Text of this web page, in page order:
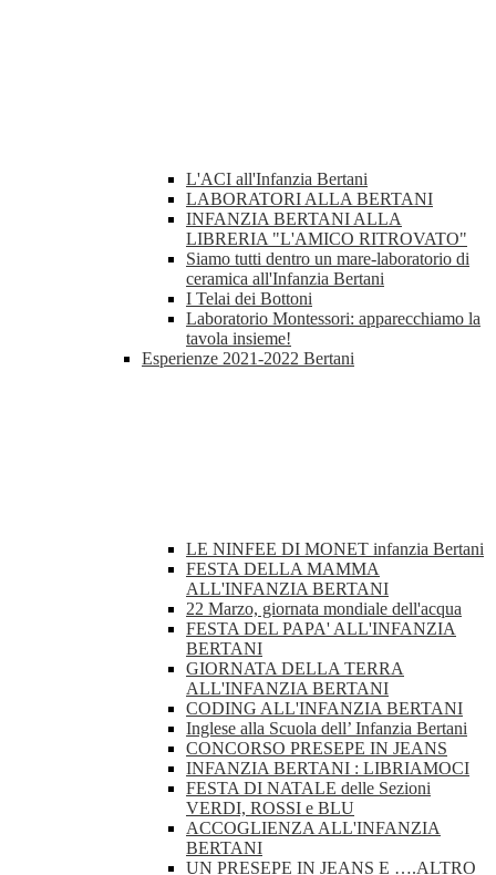
L'ACI all'Infanzia Bertani
LABORATORI ALLA BERTANI
INFANZIA BERTANI ALLA
LIBRERIA "L'AMICO RITROVATO"
Siamo tutti dentro un mare-laboratorio di
ceramica all'Infanzia Bertani
I Telai dei Bottoni
Laboratorio Montessori: apparecchiamo la
tavola insieme!
Esperienze 2021-2022 Bertani
LE NINFEE DI MONET infanzia Bertani
FESTA DELLA MAMMA
ALL'INFANZIA BERTANI
22 Marzo, giornata mondiale dell'acqua
FESTA DEL PAPA' ALL'INFANZIA
BERTANI
GIORNATA DELLA TERRA
ALL'INFANZIA BERTANI
CODING ALL'INFANZIA BERTANI
Inglese alla Scuola dell’ Infanzia Bertani
CONCORSO PRESEPE IN JEANS
INFANZIA BERTANI : LIBRIAMOCI
FESTA DI NATALE delle Sezioni
VERDI, ROSSI e BLU
ACCOGLIENZA ALL'INFANZIA
BERTANI
UN PRESEPE IN JEANS E ….ALTRO